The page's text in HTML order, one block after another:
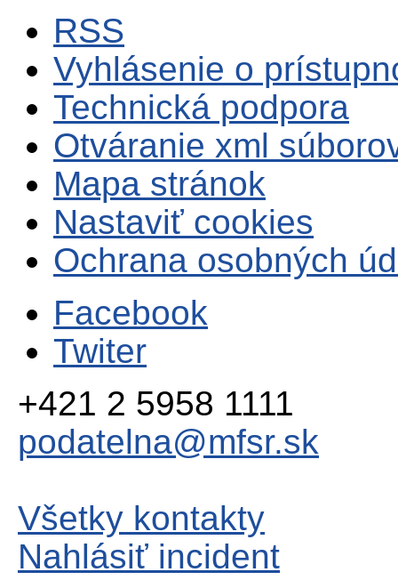
RSS
Vyhlásenie o
Technická podpora
Otváranie xml
Mapa stránok
Nastaviť cookies
Ochrana osobných
Facebook
Twiter
+421 2 5958 1111
podatelna@mfsr.sk
Všetky kontakty
Nahlásiť incident